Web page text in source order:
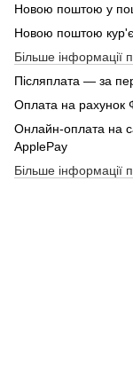
Новою поштою у
Новою поштою
Більше інформації
Післяплата — за
Оплата на
Онлайн-оплата на
ApplePay
Більше інформації